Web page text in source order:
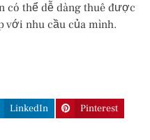
có thể dễ dàng thuê được
với nhu cầu của mình.
LinkedIn
Pinterest